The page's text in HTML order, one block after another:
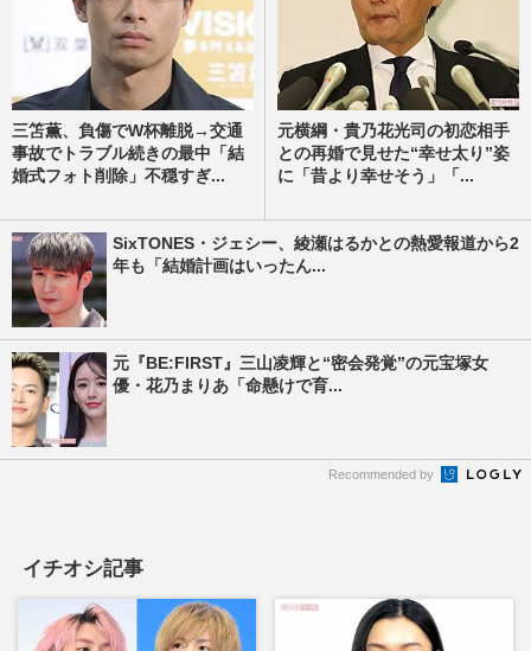
三笘薫、負傷でW杯離脱→交通
事故でトラブル続きの最中「結
婚式フォト削除」不穏すぎ...
元横綱・貴乃花光司の初恋相手
との再婚で見せた“幸せ太り”姿
に「昔より幸せそう」「...
SixTONES・ジェシー、綾瀬はるかとの熱愛報道から2
年も「結婚計画はいったん...
元『BE:FIRST』三山凌輝と“密会発覚”の元宝塚女
優・花乃まりあ「命懸けで育...
Recommended by
イチオシ記事